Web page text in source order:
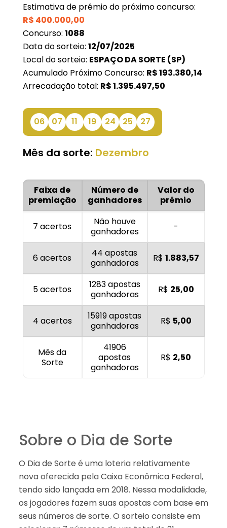
Estimativa de prêmio do próximo concurso:
R$ 400.000,00
Concurso: 1088
Data do sorteio: 12/07/2025
Local do sorteio: ESPAÇO DA SORTE (SP)
Acumulado Próximo Concurso: R$193.380,14
Arrecadação total: R$1.395.497,50
06 07 11 19 24 25 27
Mês da sorte: Dezembro
Faixa de
premiação
Número de
ganhadores
Valor do
prêmio
7 acertos
Não houve
ganhadores
-
6 acertos
44 apostas
ganhadoras
R$ 1.883,57
5 acertos
1283 apostas
ganhadoras
R$ 25,00
4 acertos
15919 apostas
ganhadoras
R$ 5,00
Mês da
Sorte
41906
apostas
ganhadoras
R$ 2,50
Sobre o Dia de Sorte
O Dia de Sorte é uma loteria relativamente
nova oferecida pela Caixa Econômica Federal,
tendo sido lançada em 2018. Nessa modalidade,
os jogadores fazem suas apostas com base em
seus números de sorte. O sorteio consiste em